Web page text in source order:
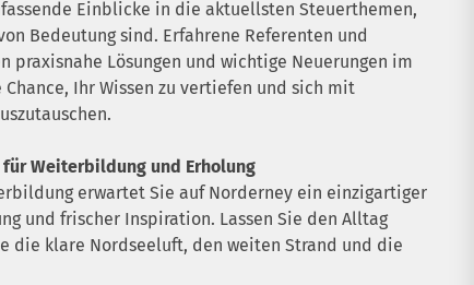
Einblicke in die aktuellsten Steuerthemen,
Bedeutung sind. Erfahrene Referenten und
praxisnahe Lösungen und wichtige Neuerungen im
Ihr Wissen zu vertiefen und sich mit
Weiterbildung und Erholung
erwartet Sie auf Norderney ein einzigartiger
und frischer Inspiration. Lassen Sie den Alltag
die klare Nordseeluft, den weiten Strand und die